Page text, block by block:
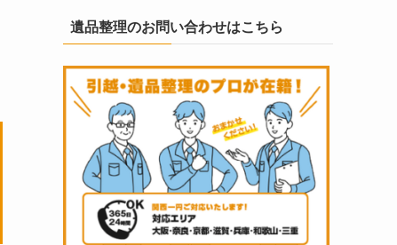
遺品整理のお問い合わせはこちら